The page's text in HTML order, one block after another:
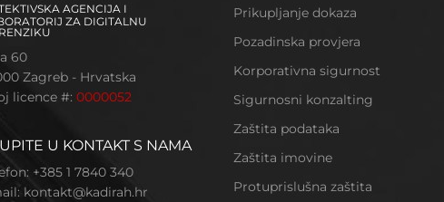
AGENCIJA I
ZA DIGITALNU
60
Zagreb - Hrvatska
licence #: 0000052
U KONTAKT S NAMA
+385 1 7840 340
kontakt@kadirah.hr
Prikupljanje dokaza
Pozadinska provjera
Korporativna sigurnost
Sigurnosni konzalting
Zaštita podataka
Zaštita imovine
Protuprislušna zaštita